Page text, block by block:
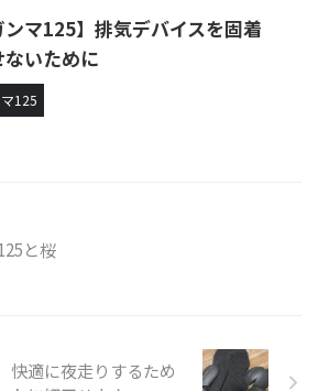
ンマ125】排気デバイスを固着
ないために
125
と桜
適に夜走りするため